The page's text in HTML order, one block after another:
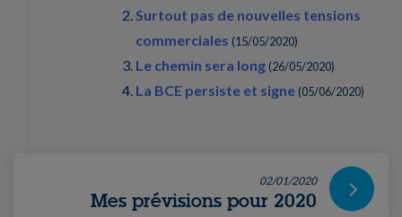
Surtout pas de nouvelles tensions
commerciales (15/05/2020)
Le chemin sera long (26/05/2020)
La BCE persiste et signe (05/06/2020)
02/01/2020
Mes prévisions pour 2020